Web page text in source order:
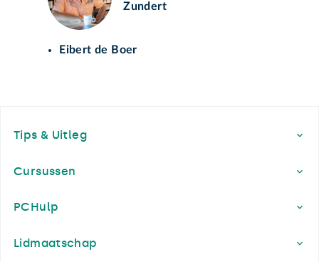
Zundert
Eibert de Boer
Tips & Uitleg
Cursussen
PCHulp
Lidmaatschap